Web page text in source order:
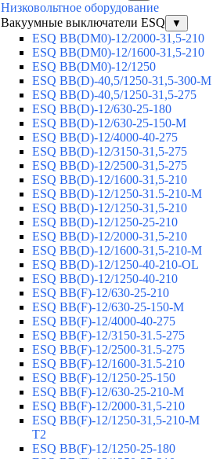
Низковольтное оборудование
Вакуумные выключатели ESQ
▼
ESQ ВВ(DM0)-12/2000-31,5-210
ESQ ВВ(DM0)-12/1600-31,5-210
ESQ ВВ(DM0)-12/1250
ESQ ВВ(D)-40,5/1250-31,5-300-М
ESQ ВВ(D)-40,5/1250-31,5-275
ESQ ВВ(D)-12/630-25-180
ESQ ВВ(D)-12/630-25-150-М
ESQ ВВ(D)-12/4000-40-275
ESQ ВВ(D)-12/3150-31,5-275
ESQ ВВ(D)-12/2500-31,5-275
ESQ ВВ(D)-12/1600-31,5-210
ESQ ВВ(D)-12/1250-31.5-210-М
ESQ ВВ(D)-12/1250-31,5-210
ESQ ВВ(D)-12/1250-25-210
ESQ BB(D)-12/2000-31,5-210
ESQ BB(D)-12/1600-31,5-210-М
ESQ BB(D)-12/1250-40-210-OL
ESQ BB(D)-12/1250-40-210
ESQ ВВ(F)-12/630-25-210
ESQ ВВ(F)-12/630-25-150-М
ESQ ВВ(F)-12/4000-40-275
ESQ ВВ(F)-12/3150-31.5-275
ESQ ВВ(F)-12/2500-31.5-275
ESQ ВВ(F)-12/1600-31.5-210
ESQ ВВ(F)-12/1250-25-150
ESQ BB(F)-12/630-25-210-М
ESQ BB(F)-12/2000-31,5-210
ESQ BB(F)-12/1250-31,5-210-М
T2
ESQ BB(F)-12/1250-25-180